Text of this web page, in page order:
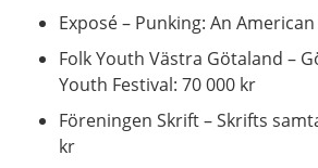
Exposé – Punking: An
Folk Youth Västra Götaland –
Youth Festival: 70 000 kr
Föreningen Skrift – Skrifts
kr